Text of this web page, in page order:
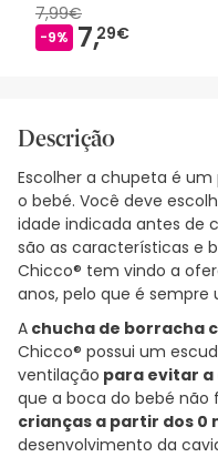
7,99€
-9% 7,29€
Descrição
Escolher a chupeta é
o bebé. Você deve
idade indicada antes de
são as características e
Chicco® tem vindo a
anos, pelo que é
A chucha de borracha
Chicco® possui um
ventilação para evitar a
que a boca do bebé não
crianças a partir dos 0
desenvolvimento da